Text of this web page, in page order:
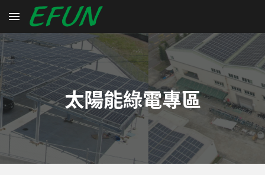
Skip to main content
太陽能綠電專區